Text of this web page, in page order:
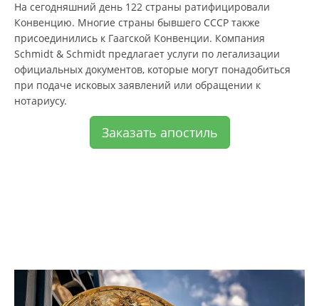
На сегодняшний день 122 страны ратифицировали
Конвенцию. Многие страны бывшего СССР также
присоединились к Гаагской Конвенции. Компания
Schmidt & Schmidt предлагает услуги по легализации
официальных документов, которые могут понадобиться
при подаче исковых заявлений или обращении к
нотариусу.
Заказать апостиль